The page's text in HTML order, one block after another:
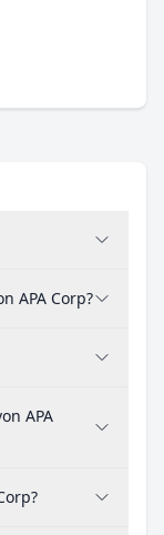
APA Corp?
APA